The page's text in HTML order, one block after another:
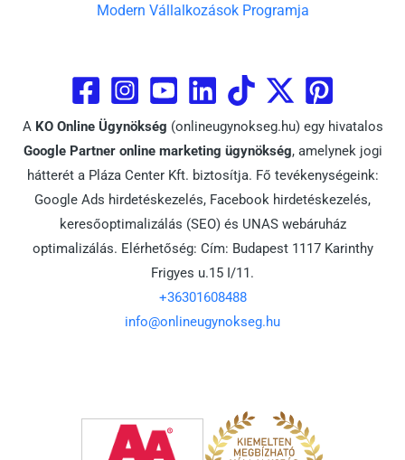
Modern Vállalkozások Programja
A KO Online Ügynökség (onlineugynokseg.hu) egy hivatalos
Google Partner online marketing ügynökség, amelynek jogi
hátterét a Pláza Center Kft. biztosítja. Fő tevékenységeink:
Google Ads hirdetéskezelés, Facebook hirdetéskezelés,
keresőoptimalizálás (SEO) és UNAS webáruház
optimalizálás. Elérhetőség: Cím: Budapest 1117 Karinthy
Frigyes u.15 I/11.
+36301608488
info@onlineugynokseg.hu